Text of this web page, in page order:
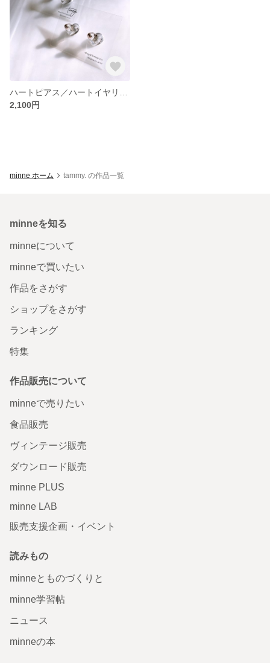
2,100円
minne ホーム tammy. の作品一覧
minneを知る
minneについて
minneで買いたい
作品をさがす
ショップをさがす
ランキング
特集
作品販売について
minneで売りたい
食品販売
ヴィンテージ販売
ダウンロード販売
minne PLUS
minne LAB
販売支援企画・イベント
読みもの
minneとものづくりと
minne学習帖
ニュース
minneの本